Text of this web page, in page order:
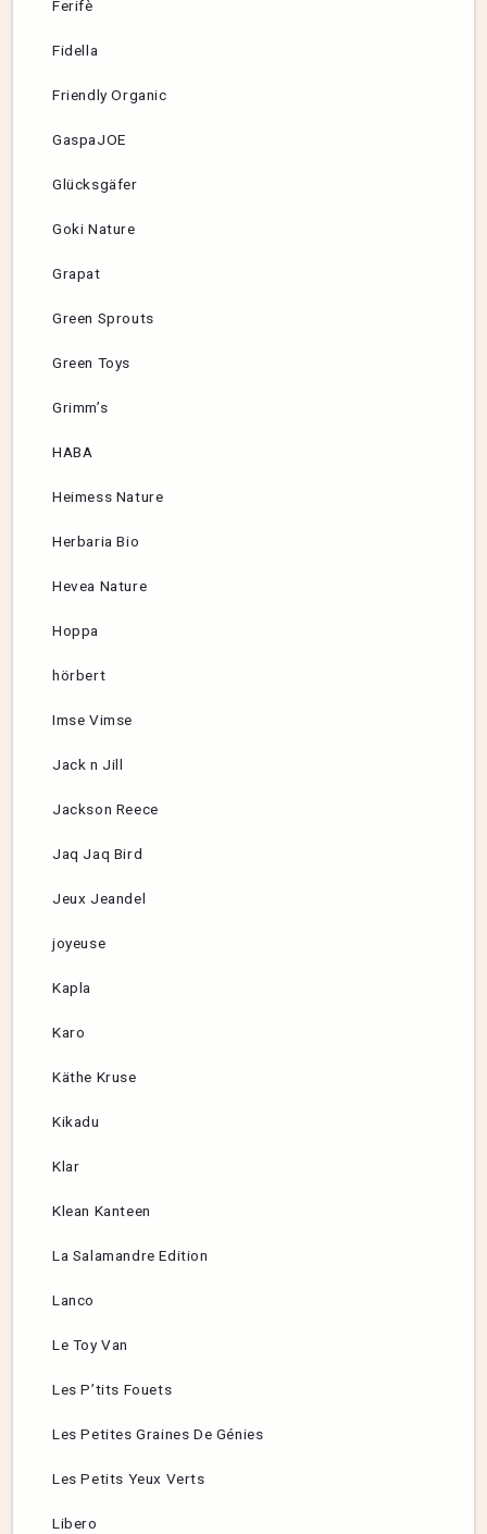
Ferifè
Fidella
Friendly Organic
GaspaJOE
Glücksgäfer
Goki Nature
Grapat
Green Sprouts
Green Toys
Grimm’s
HABA
Heimess Nature
Herbaria Bio
Hevea Nature
Hoppa
hörbert
Imse Vimse
Jack n Jill
Jackson Reece
Jaq Jaq Bird
Jeux Jeandel
joyeuse
Kapla
Karo
Käthe Kruse
Kikadu
Klar
Klean Kanteen
La Salamandre Edition
Lanco
Le Toy Van
Les P’tits Fouets
Les Petites Graines De Génies
Les Petits Yeux Verts
Libero